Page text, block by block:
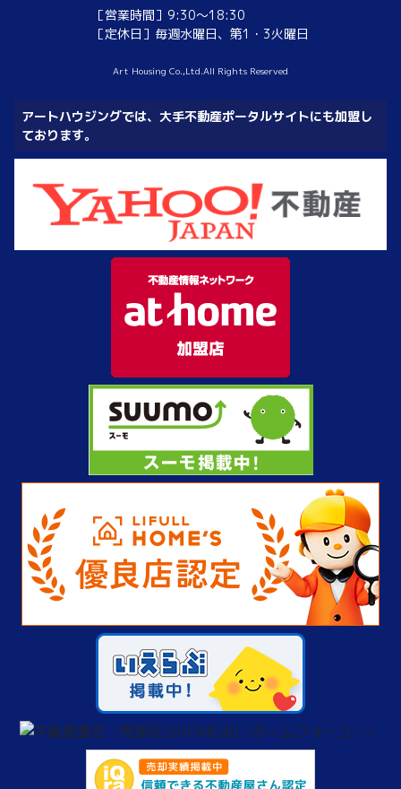
［営業時間］9:30～18:30
［定休日］毎週水曜日、第1・3火曜日
Art Housing Co.,Ltd.All Rights Reserved
アートハウジングでは、大手不動産ポータルサイトにも加盟し
ております。